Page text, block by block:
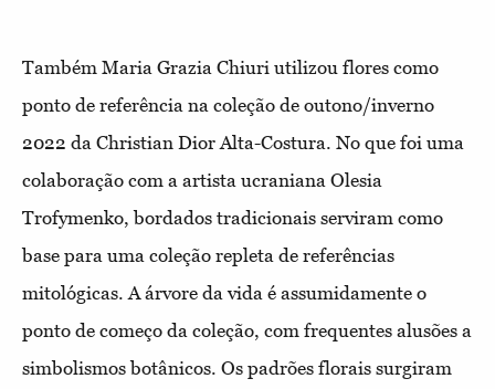
Também Maria Grazia Chiuri utilizou flores como
ponto de referência na coleção de outono/inverno
2022 da Christian Dior Alta-Costura. No que foi uma
colaboração com a artista ucraniana Olesia
Trofymenko, bordados tradicionais serviram como
base para uma coleção repleta de referências
mitológicas. A árvore da vida é assumidamente o
ponto de começo da coleção, com frequentes alusões a
simbolismos botânicos. Os padrões florais surgiram